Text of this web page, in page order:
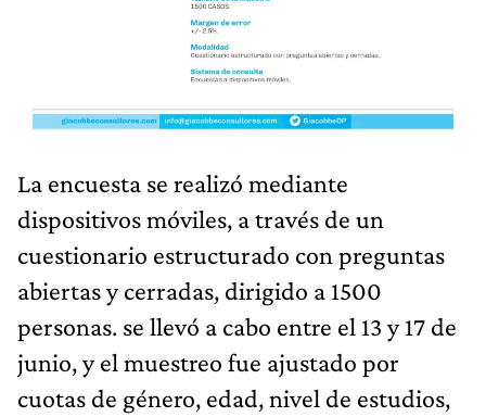
La encuesta se realizó mediante
dispositivos móviles, a través de un
cuestionario estructurado con preguntas
abiertas y cerradas, dirigido a 1500
personas. se llevó a cabo entre el 13 y 17 de
junio, y el muestreo fue ajustado por
cuotas de género, edad, nivel de estudios,